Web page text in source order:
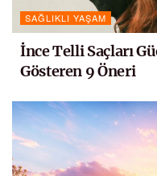
SAĞLIKLI YAŞAM
İnce Telli Saçları
Gösteren 9 Öneri